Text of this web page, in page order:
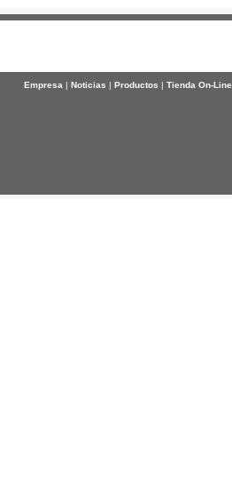
Empresa| Noticias | Productos | Tienda On-Line